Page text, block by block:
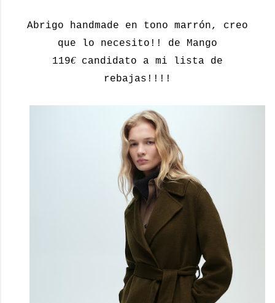
Abrigo handmade en tono marrón, creo
que lo necesito!! de Mango
119€candidato a mi lista de
rebajas!!!!